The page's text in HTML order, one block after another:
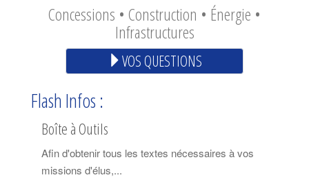
Concessions • Construction • Énergie •
Infrastructures
VOS QUESTIONS
Flash Infos :
Boîte à Outils
Afin d'obtenir tous les textes nécessaires à vos
missions d'élus,...